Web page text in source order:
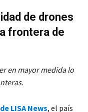
de drones
frontera de
en mayor medida lo
LISA News, el país